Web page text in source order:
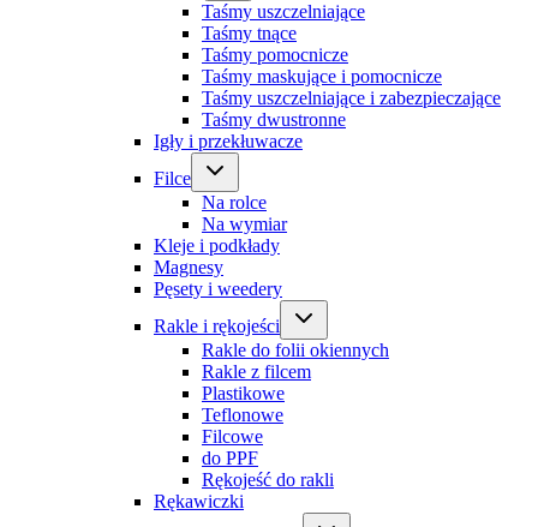
Taśmy uszczelniające
Taśmy tnące
Taśmy pomocnicze
Taśmy maskujące i pomocnicze
Taśmy uszczelniające i zabezpieczające
Taśmy dwustronne
Igły i przekłuwacze
Filce
Na rolce
Na wymiar
Kleje i podkłady
Magnesy
Pęsety i weedery
Rakle i rękojeści
Rakle do folii okiennych
Rakle z filcem
Plastikowe
Teflonowe
Filcowe
do PPF
Rękojeść do rakli
Rękawiczki